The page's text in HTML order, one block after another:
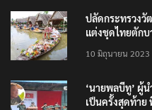
25 มิถุนายน 2022
ปลัดกระทรวงวั
แต่งชุดไทยตักบ
10 มิถุนายน 2023